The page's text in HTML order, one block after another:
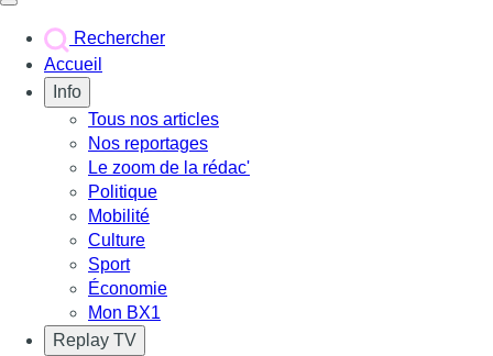
Rechercher
Accueil
Info
Tous nos articles
Nos reportages
Le zoom de la rédac'
Politique
Mobilité
Culture
Sport
Économie
Mon BX1
Replay TV